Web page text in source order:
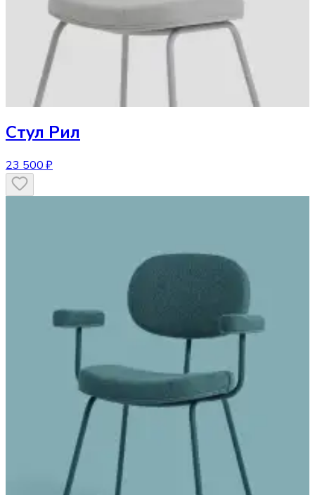
Стул Рил
23 500 ₽